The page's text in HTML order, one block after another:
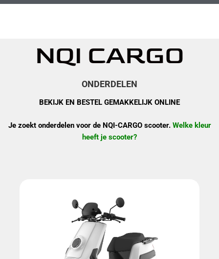
NQI CARGO
ONDERDELEN
BEKIJK EN BESTEL GEMAKKELIJK ONLINE
Je zoekt onderdelen voor de NQI-CARGO scooter. Welke kleur
heeft je scooter?